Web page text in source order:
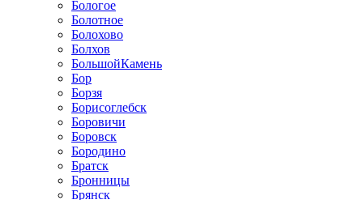
Бологое
Болотное
Болохово
Болхов
БольшойКамень
Бор
Борзя
Борисоглебск
Боровичи
Боровск
Бородино
Братск
Бронницы
Брянск